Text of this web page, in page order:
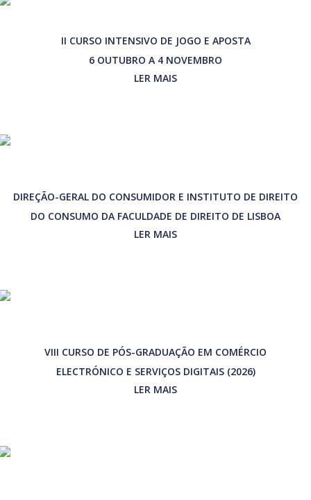
II CURSO INTENSIVO DE JOGO E APOSTA
6 OUTUBRO A 4 NOVEMBRO
LER MAIS
DIREÇÃO-GERAL DO CONSUMIDOR E INSTITUTO DE DIREITO
DO CONSUMO DA FACULDADE DE DIREITO DE LISBOA
LER MAIS
VIII CURSO DE PÓS-GRADUAÇÃO EM COMÉRCIO
ELECTRÓNICO E SERVIÇOS DIGITAIS (2026)
LER MAIS